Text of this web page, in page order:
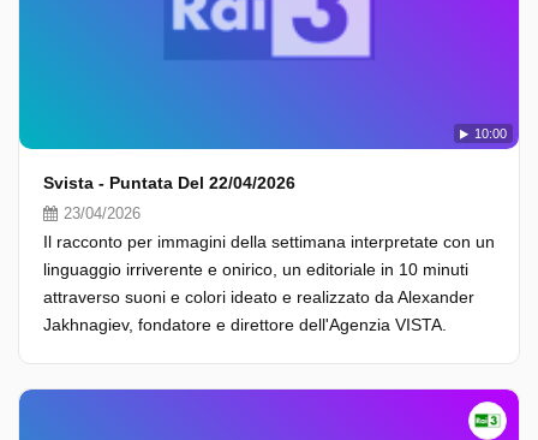
10:00
Svista - Puntata Del 22/04/2026
23/04/2026
Il racconto per immagini della settimana interpretate con un
linguaggio irriverente e onirico, un editoriale in 10 minuti
attraverso suoni e colori ideato e realizzato da Alexander
Jakhnagiev, fondatore e direttore dell'Agenzia VISTA.